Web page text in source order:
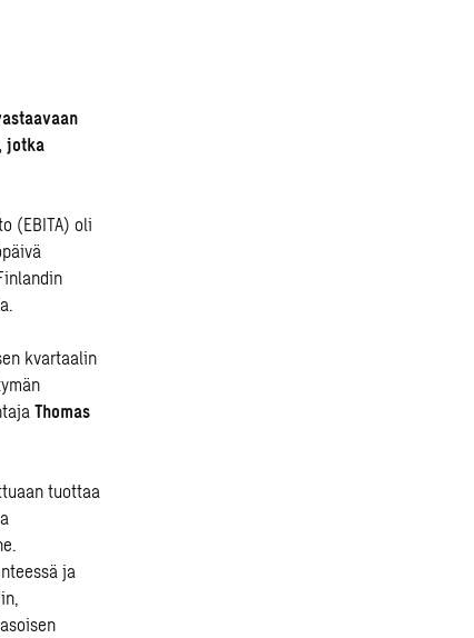
jotka
(EBITA) oli
kvartaalin
Thomas
tuottaa
ja